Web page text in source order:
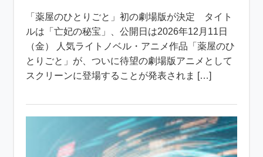
「薬屋のひとりごと」初の劇場版が決定 タイト
ルは「亡妃の秘宝」、公開日は2026年12月11日
（金） 人気ライトノベル・アニメ作品「薬屋のひ
とりごと」が、ついに待望の劇場版アニメとして
スクリーンに登場することが発表されま […]